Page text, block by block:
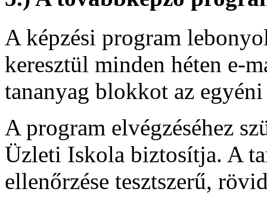
A képzési program
keresztül minden héten e-
tananyag blokkot az
A program elvégzéséhez
Üzleti Iskola biztosítja. A
ellenőrzése tesztszerű,